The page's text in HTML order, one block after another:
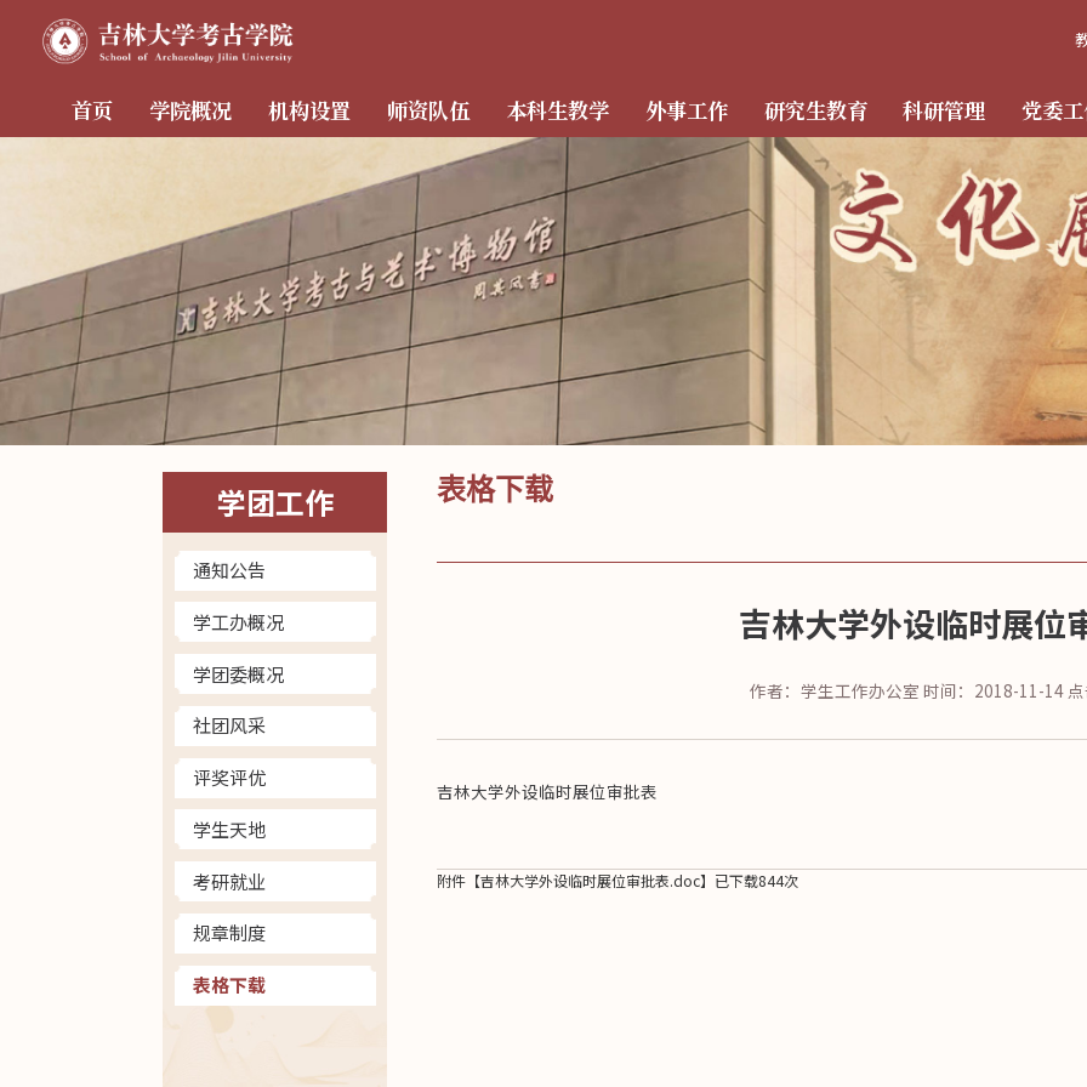
首页 学院概况 机构设置 师资队伍 本科生教学 外事工作 研究生教育 科研管理 党委
学团工作
通知公告
学工办概况
学团委概况
社团风采
评奖评优
学生天地
考研就业
规章制度
表格下载
表格下载
吉林大学外设临时展位
作者：学生工作办公室 时间：2018-11-14 点
吉林大学外设临时展位审批表
附件【吉林大学外设临时展位审批表.doc】已下载844次